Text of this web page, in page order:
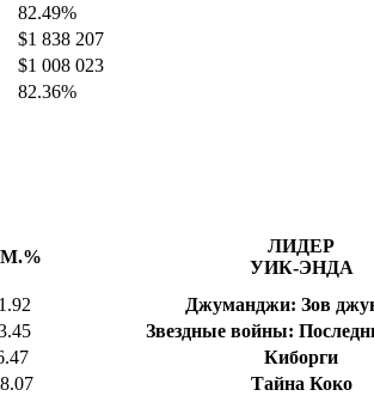
82.49%
$1 838 207
$1 008 023
82.36%
ЛИДЕР
УИК-ЭНДА
Джуманджи: Зов
Звездные войны:
Киборги
Тайна Коко